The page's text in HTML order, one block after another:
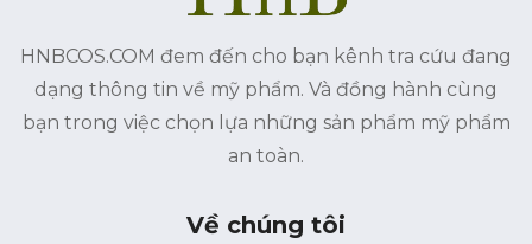
HNBCOS.COM đem đến cho bạn kênh tra cứu đang
dạng thông tin về mỹ phẩm. Và đồng hành cùng
bạn trong việc chọn lựa những sản phẩm mỹ phẩm
an toàn.
Về chúng tôi